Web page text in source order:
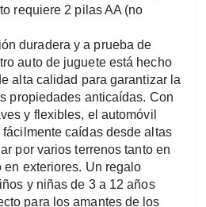
requiere 2 pilas AA (no
duradera y a prueba de
auto de juguete está hecho
alta calidad para garantizar la
propiedades anticaídas. Con
y flexibles, el automóvil
fácilmente caídas desde altas
por varios terrenos tanto en
en exteriores. Un regalo
y niñas de 3 a 12 años
para los amantes de los